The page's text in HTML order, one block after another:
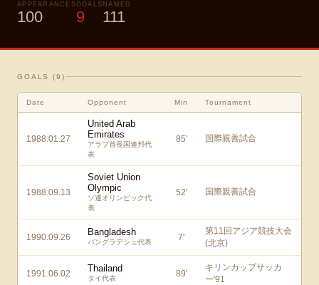
APPEARANCES
100
GOALS
9
NAMED
111
GOALS (9 )
Date Opponent Min Tournament
1988.01.27
United Arab
Emirates
アラブ首長国連邦代
表
85' 国際親善試合
1988.09.13
Soviet Union
Olympic
ソ連オリンピック代
表
52' 国際親善試合
1990.09.26 Bangladesh
バングラデシュ代表 7'
第11回アジア競技大会
(北京)
1991.06.02 Thailand
タイ代表 89'
キリンカップサッカ
ー'91